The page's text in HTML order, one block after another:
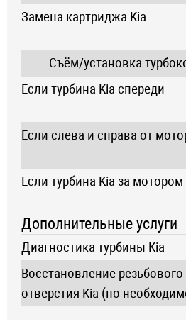
Замена картриджа Kia
Съём/установка
Если турбина Kia спереди
Если слева и справа от
Если турбина Kia за мотором
Дополнительные услуги
Диагностика турбины Kia
Восстановление резьбового
отверстия Kia (по